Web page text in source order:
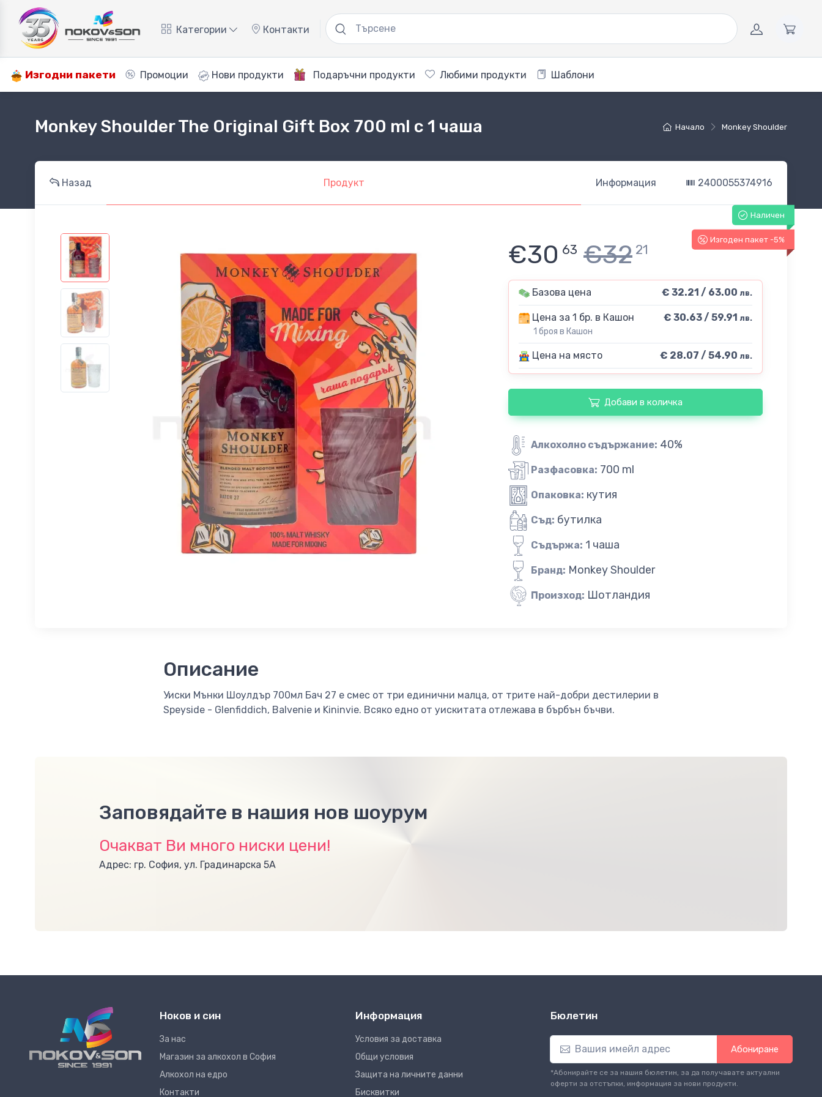
Категории Контакти
Изгодни пакети Промоции Нови продукти Подаръчни продукти Любими продукти Шаблони
Начало Monkey Shoulder
Monkey Shoulder The Original Gift Box 700 ml с 1 чаша
Назад Продукт Информация 2400055374916
Наличен
Изгоден пакет -5%
€30 63 €32 21
Базова цена € 32.21 / 63.00 лв.
Цена за 1 бр. в Кашон
1 броя в Кашон
€ 30.63 / 59.91 лв.
Цена на място € 28.07 / 54.90 лв.
Добави в количка
Алкохолно съдържание: 40%
Разфасовка: 700 ml
Опаковка: кутия
Съд: бутилка
Съдържа: 1 чаша
Бранд: Monkey Shoulder
Произход: Шотландия
Описание
Уиски Мънки Шоулдър 700мл Бач 27 е смес от три единични малцa, от трите най-добри дестилерии в
Speyside - Glenfiddich, Balvenie и Kininvie. Всяко едно от уискитата отлежава в бърбън бъчви.
Заповядайте в нашия нов шоурум
Очакват Ви много ниски цени!
Адрес: гр. София, ул. Градинарска 5А
Ноков и син
За нас
Магазин за алкохол в София
Алкохол на едро
Контакти
Информация
Условия за доставка
Общи условия
Защита на личните данни
Бисквитки
Бюлетин
Абониране
*Абонирайте се за нашия бюлетин, за да получавате актуални
оферти за отстъпки, информация за нови продукти.